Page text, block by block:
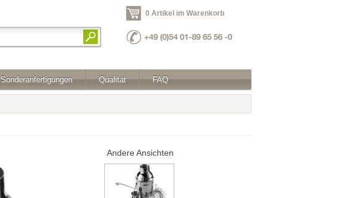
0 Artikel im Warenkorb
Sonderanfertigungen Qualität FAQ
Andere Ansichten